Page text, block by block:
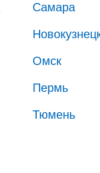
Самара
Омск
Пермь
Тюмень